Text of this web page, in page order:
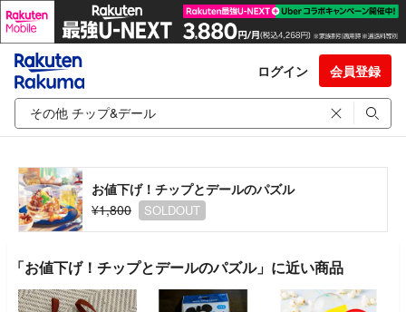
ログイン 会員登録
お値下げ！チップとデールのパズル
¥1,800
SOLDOUT
「お値下げ！チップとデールのパズル」に近い商品